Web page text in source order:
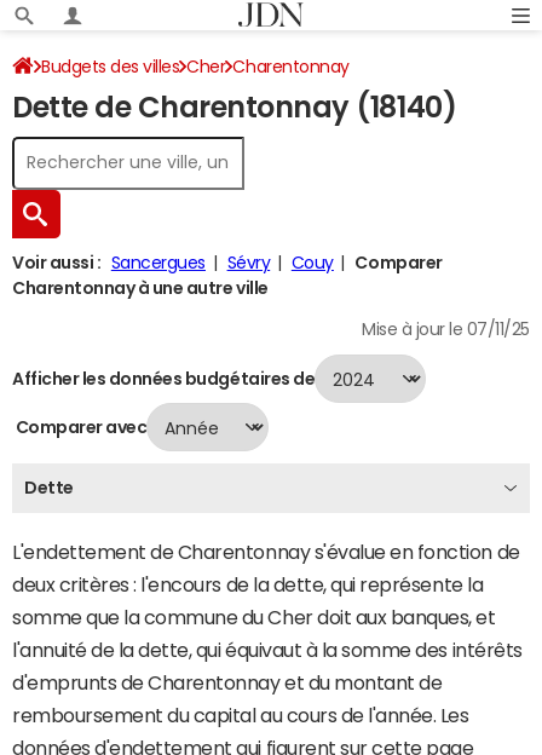
Budgets des villes Cher Charentonnay
Dette au 31/12/2024
Dette de Charentonnay (18140)
Voir aussi : Sancergues Sévry Couy
Comparer
Charentonnay à une autre ville
Mise à jour le 07/11/25
Afficher les données budgétaires de
Comparer avec
Dette
L'endettement de Charentonnay s'évalue en fonction de
deux critères : l'encours de la dette, qui représente la
somme que la commune du Cher doit aux banques, et
l'annuité de la dette, qui équivaut à la somme des intérêts
d'emprunts de Charentonnay et du montant de
remboursement du capital au cours de l'année. Les
données d'endettement qui figurent sur cette page